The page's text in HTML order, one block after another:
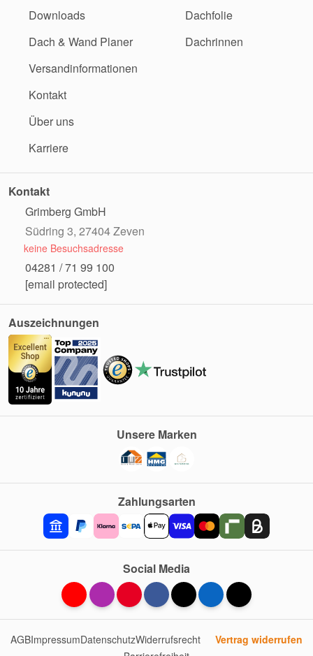
Downloads
Dach & Wand Planer
Versandinformationen
Kontakt
Über uns
Karriere
Dachfolie
Dachrinnen
Kontakt
Grimberg GmbH
Südring 3, 27404 Zeven
keine Besuchsadresse
04281 / 71 99 100
[email protected]
Auszeichnungen
Zahlungsarten
Unsere Marken
Social Media
AGBImpressumDatenschutzWiderrufsrecht
Vertrag widerrufen